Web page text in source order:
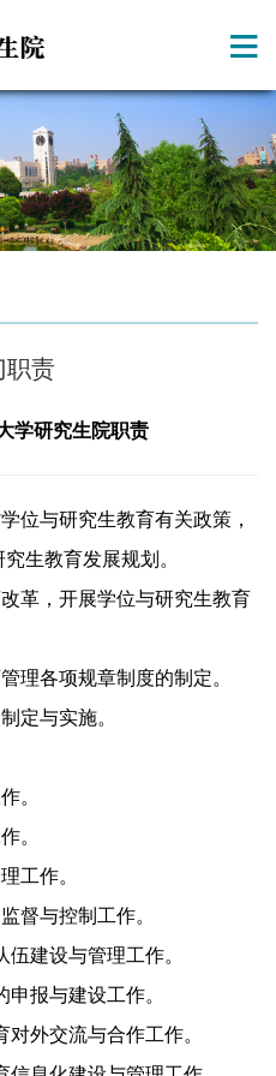
职责
学研究生院职责
位与研究生教育有关政策，
生教育发展规划。
革，开展学位与研究生教育
理各项规章制度的制定。
定与实施。
。
。
工作。
督与控制工作。
建设与管理工作。
报与建设工作。
外交流与合作工作。